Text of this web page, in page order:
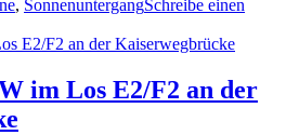
, SonnenuntergangSchreibe einen
im Los E2/F2 an der